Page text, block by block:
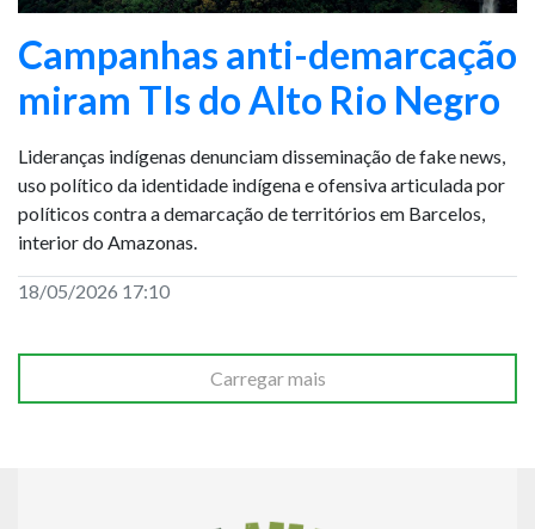
Campanhas anti-demarcação
miram TIs do Alto Rio Negro
Lideranças indígenas denunciam disseminação de fake news,
uso político da identidade indígena e ofensiva articulada por
políticos contra a demarcação de territórios em Barcelos,
interior do Amazonas.
18/05/2026 17:10
Carregar mais